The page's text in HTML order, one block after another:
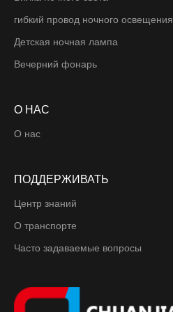
гибкий провод ночного освещения
Детская ночная лампа
Вечерний фонарь
О НАС
О нас
ПОДДЕРЖИВАТЬ
Центр знаний
О транспорте
Часто задаваемые вопросы